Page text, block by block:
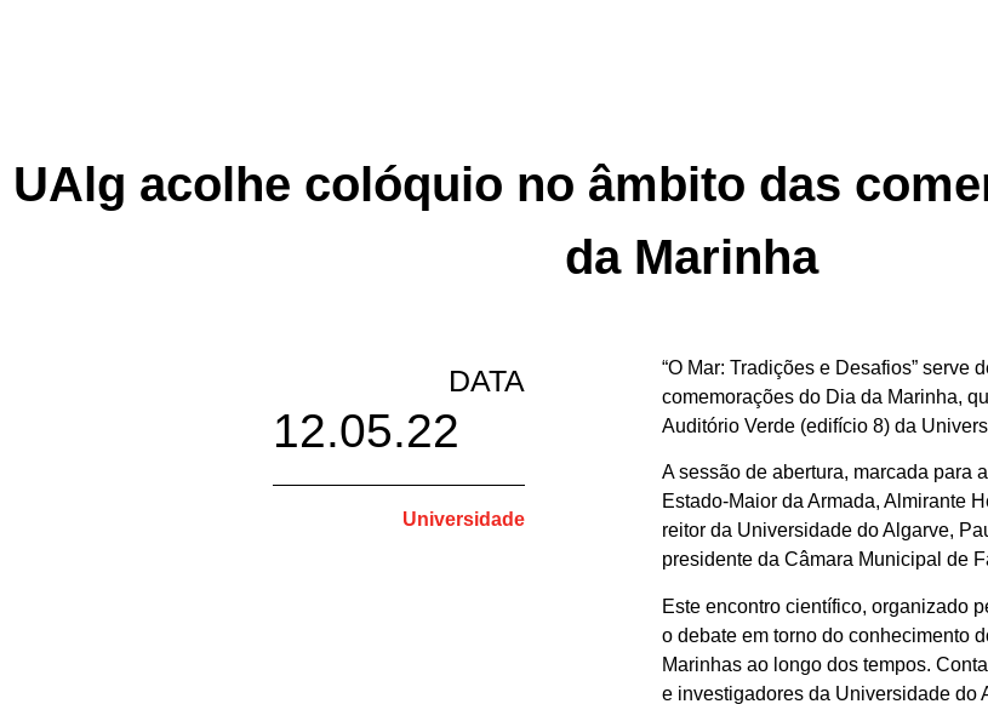
UAlg acolhe colóquio no âmbito das
da Marinha
DATA
12.05.22
Universidade
“O Mar: Tradições e Desafios” serve
comemorações do Dia da Marinha,
Auditório Verde (edifício 8) da
A sessão de abertura, marcada para
Estado-Maior da Armada, Almirante
reitor da Universidade do Algarve,
presidente da Câmara Municipal de
Este encontro científico, organizado
o debate em torno do conhecimento
Marinhas ao longo dos tempos.
e investigadores da Universidade do